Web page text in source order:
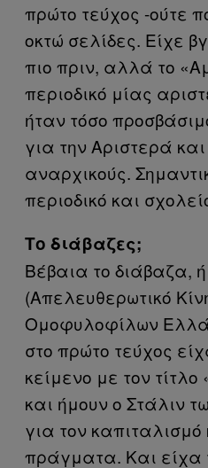
πρώτο τεύχος -ούτε
οκτώ σελίδες. Είχε
πιο πριν, αλλά το
περιοδικό μίας
ήταν τόσο
για την Αριστερά
αναρχικούς.
περιοδικό και
Το διάβαζες;
Βέβαια το διάβαζα,
(Απελευθερωτικό
Ομοφυλοφίλων
στο πρώτο τεύχος
κείμενο με τον
και ήμουν ο Στάλιν
για τον καπιταλισμό
πράγματα. Και είχα